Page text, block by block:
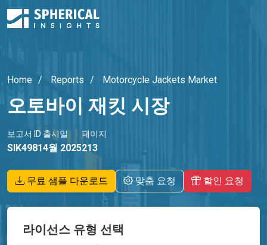
Home Reports Motorcycle Jackets Market
오토바이 재킷 시장
보고서 ID
SIK4981
출시일
4월 2025
페이지
213
무료 샘플 다운로드 맞춤 요청 할인 요청
라이선스 유형 선택